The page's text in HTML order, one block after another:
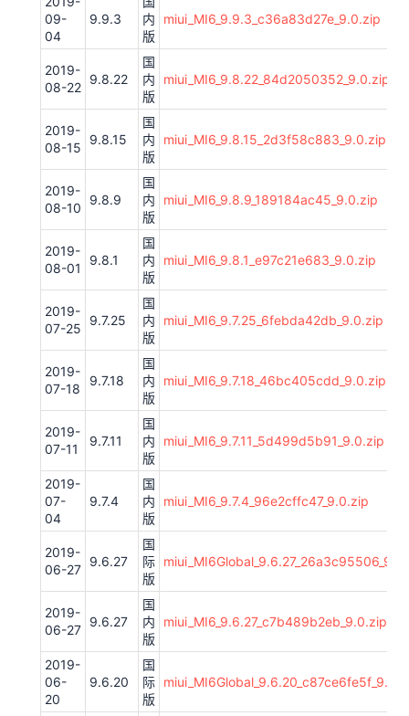
09-
04
9.9.3
内
版
miui_MI6_9.9.3_c36a83d27e_9.0.zip
2019-
08-22
9.8.22
国
内
版
miui_MI6_9.8.22_84d2050352_9.0.zip
2019-
08-15
9.8.15
国
内
版
miui_MI6_9.8.15_2d3f58c883_9.0.zip
2019-
08-10
9.8.9
国
内
版
miui_MI6_9.8.9_189184ac45_9.0.zip
2019-
08-01
9.8.1
国
内
版
miui_MI6_9.8.1_e97c21e683_9.0.zip
2019-
07-25
9.7.25
国
内
版
miui_MI6_9.7.25_6febda42db_9.0.zip
2019-
07-18
9.7.18
国
内
版
miui_MI6_9.7.18_46bc405cdd_9.0.zip
2019-
07-11
9.7.11
国
内
版
miui_MI6_9.7.11_5d499d5b91_9.0.zip
2019-
07-
04
9.7.4
国
内
版
miui_MI6_9.7.4_96e2cffc47_9.0.zip
2019-
06-27
9.6.27
国
际
版
2019-
06-27
9.6.27
国
内
版
miui_MI6_9.6.27_c7b489b2eb_9.0.zip
2019-
06-
20
9.6.20
国
际
版